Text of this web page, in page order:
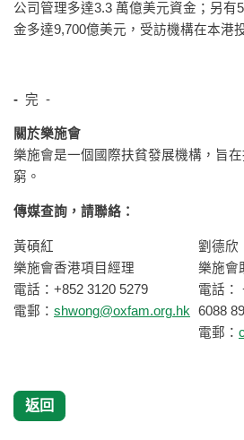
公司管理多達3.3 萬億美元資金；另有
金多達9,700億美元，受訪機構在本港
- 完 -
關於樂施會
樂施會是一個國際扶貧發展機構，旨
窮。
傳媒查詢，請聯絡：
黃碩紅
樂施會香港項目經理
電話：+852 3120 5279
電郵： shwong@oxfam.org.hk
劉德欣
樂施會
電話：
6088
電郵：
返回